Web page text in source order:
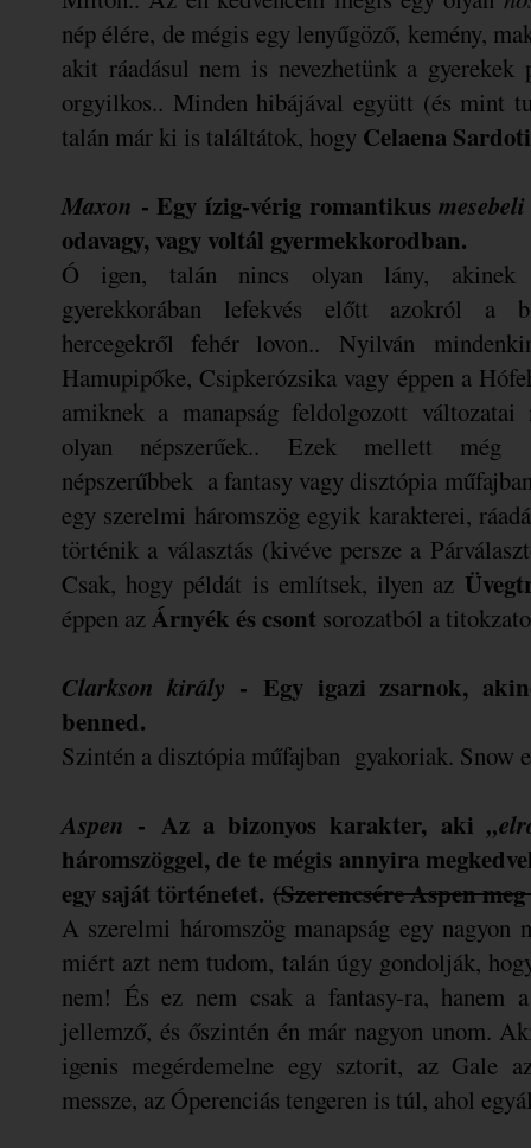
nép élére, de mégis egy lenyűgöző, kemény,
akit ráadásul nem is nevezhetünk a gyerekek
orgyilkos.. Minden hibájával együtt (és mint
talán már ki is találtátok, hogy Celaena
Maxon - Egy ízig-vérig romantikusmesebeli
odavagy, vagy voltál gyermekkorodban.
Ó igen, talán nincs olyan lány, akinek
gyerekkorában lefekvés előtt azokról a
hercegekről fehér lovon.. Nyilván
Hamupipőke, Csipkerózsika vagy éppen a
amiknek a manapság feldolgozott változatai
olyan népszerűek.. Ezek mellett még
népszerűbbek a fantasy vagy disztópia
egy szerelmi háromszög egyik karakterei,
történik a választás (kivéve persze a
Csak, hogy példát is említsek, ilyen az
éppen azÁrnyék és csont sorozatból a
Clarkson király - Egy igazi zsarnok,
benned.
Szintén a disztópia műfajban gyakoriak. Snow
Aspen - Az a bizonyos karakter, aki
háromszöggel, de te mégis annyira
egy saját történetet. (Szerencsére Aspen
A szerelmi háromszög manapság egy
miért azt nem tudom, talán úgy gondolják,
nem! És ez nem csak a fantasy-ra, hanem
jellemző, és őszintén én már nagyon unom.
igenis megérdemelne egy sztorit, az Gale
messze, az Óperenciás tengeren is túl, ahol